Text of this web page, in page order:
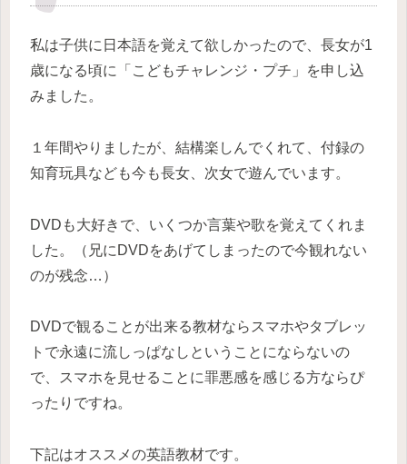
私は子供に日本語を覚えて欲しかったので、長女が1
歳になる頃に「こどもチャレンジ・プチ」を申し込
みました。
１年間やりましたが、結構楽しんでくれて、付録の
知育玩具なども今も長女、次女で遊んでいます。
DVDも大好きで、いくつか言葉や歌を覚えてくれま
した。（兄にDVDをあげてしまったので今観れない
のが残念…）
DVDで観ることが出来る教材ならスマホやタブレッ
トで永遠に流しっぱなしということにならないの
で、スマホを見せることに罪悪感を感じる方ならぴ
ったりですね。
下記はオススメの英語教材です。